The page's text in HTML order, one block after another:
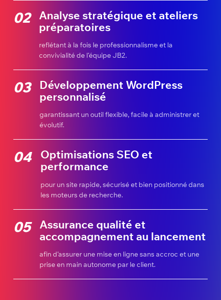
Analyse stratégique et ateliers
préparatoires
reflétant à la fois le professionnalisme et la
convivialité de l’équipe JB2.
02
Développement WordPress
personnalisé
garantissant un outil flexible, facile à administrer et
évolutif.
03
Optimisations SEO et
performance
pour un site rapide, sécurisé et bien positionné dans
les moteurs de recherche.
04
Assurance qualité et
accompagnement au lancement
afin d’assurer une mise en ligne sans accroc et une
prise en main autonome par le client.
05